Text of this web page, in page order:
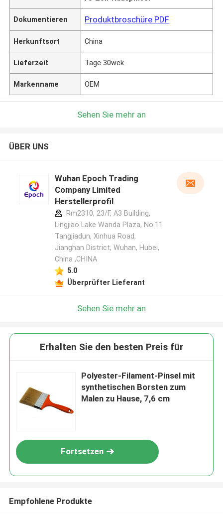
Dokumentieren Produktbroschüre PDF
Herkunftsort China
Lieferzeit Tage 30wek
Markenname OEM
Sehen Sie mehr an
ÜBER UNS
Wuhan Epoch Trading
Company Limited
Herstellerprofil
Rm2310, 23/F, A3 Building,
Lingjiao Lake Wanda Plaza, No.11
Tangjiadun, Xinhua Road,
Jianghan District, Wuhan, Hubei,
China ,CHINA
5.0
Überprüfter Lieferant
Sehen Sie mehr an
Erhalten Sie den besten Preis für
Polyester-Filament-Pinsel mit
synthetischen Borsten zum
Malen zu Hause, 7,6 cm
Fortsetzen
Empfohlene Produkte